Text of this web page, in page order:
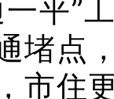
平”
堵点
市住